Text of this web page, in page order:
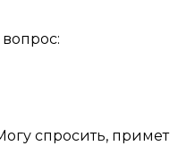
спросить, примет